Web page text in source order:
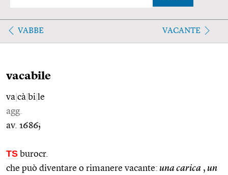
VABBE VACANTE
vacabile
va cà bi le
agg.
av. 1686;
TS burocr.
che può diventare o rimanere vacante: una carica , un